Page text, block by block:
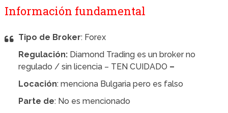
Información fundamental
Tipo de Broker: Forex
Regulación:Diamond Trading es un broker no
regulado / sin licencia – TEN CUIDADO –
Locación: menciona Bulgaria pero es falso
Parte de: No es mencionado